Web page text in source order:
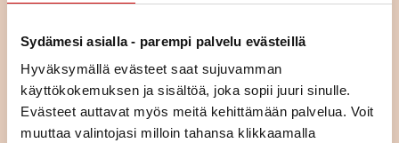
Sydämesi asialla - parempi palvelu evästeillä
Hyväksymällä evästeet saat sujuvamman
käyttökokemuksen ja sisältöä, joka sopii juuri sinulle.
Evästeet auttavat myös meitä kehittämään palvelua. Voit
muuttaa valintojasi milloin tahansa klikkaamalla
LUE ARTIKKELI
Istu vähemmän – voi paremmin
LUE ARTIKKELI